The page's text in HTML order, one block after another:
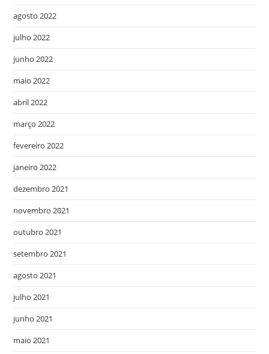
agosto 2022
julho 2022
junho 2022
maio 2022
abril 2022
março 2022
fevereiro 2022
janeiro 2022
dezembro 2021
novembro 2021
outubro 2021
setembro 2021
agosto 2021
julho 2021
junho 2021
maio 2021